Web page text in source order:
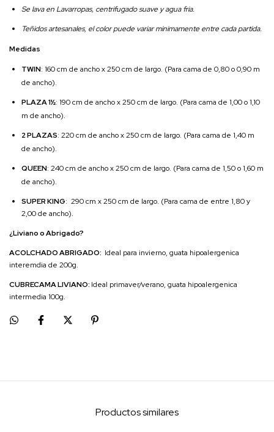
Se lava en Lavarropas, centrifugado suave y agua fria.
Teñidos artesanales, el color puede variar minimamente entre cada partida.
Medidas
TWIN: 160 cm de ancho x 250 cm de largo. (Para cama de 0,80 o 0,90 m
de ancho).
PLAZA 1½: 190 cm de ancho x 250 cm de largo. (Para cama de 1,00 o 1,10
m de ancho).
2 PLAZAS: 220 cm de ancho x 250 cm de largo. (Para cama de 1,40 m
de ancho).
QUEEN: 240 cm de ancho x 250 cm de largo. (Para cama de 1,50 o 1,60 m
de ancho).
SUPER KING: 290 cm x 250 cm de largo. (Para cama de entre 1,80 y
2,00 de ancho).
¿Liviano o Abrigado?
ACOLCHADO ABRIGADO: Ideal para invierno, guata hipoalergenica
interemdia de 200g.
CUBRECAMA LIVIANO: Ideal primaver/verano, guata hipoalergenica
intermedia 100g.
Productos similares